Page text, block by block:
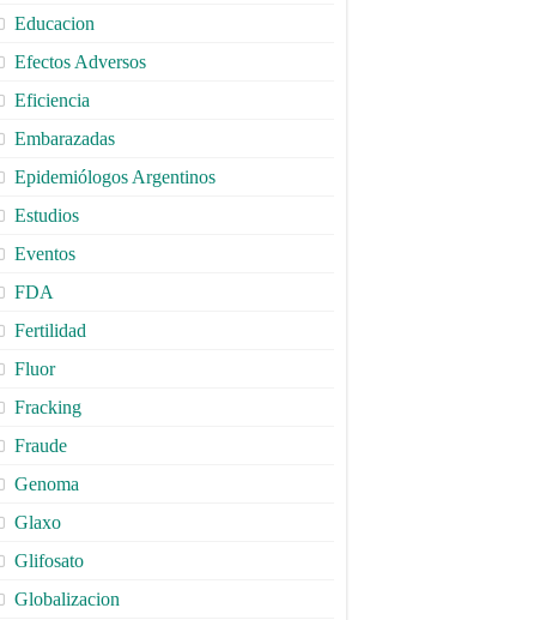
Educacion
Efectos Adversos
Eficiencia
Embarazadas
Epidemiólogos Argentinos
Estudios
Eventos
FDA
Fertilidad
Fluor
Fracking
Fraude
Genoma
Glaxo
Glifosato
Globalizacion